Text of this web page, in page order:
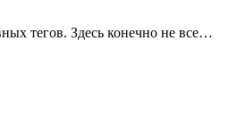
тегов. Здесь конечно не все…